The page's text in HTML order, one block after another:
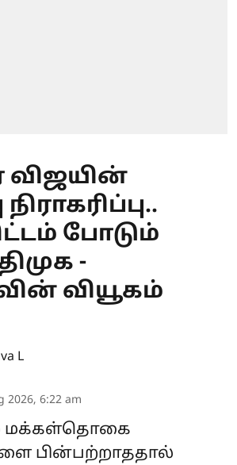
விஜயின்
போடும்
-
வியூகம்
L
2026, 6:22 am
மக்கள்தொகை
பின்பற்றாததால்